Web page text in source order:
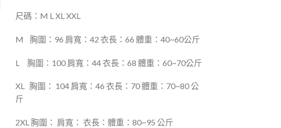
尺碼：M L XL XXL
M 胸圍：96 肩寬：42 衣長：66 體重：40~60公斤
L 胸圍：100 肩寬：44 衣長：68 體重：60~70公斤
XL 胸圍： 104 肩寬：46 衣長：70 體重：70~80 公
斤
2XL 胸圍： 肩寬： 衣長：體重：80~95 公斤